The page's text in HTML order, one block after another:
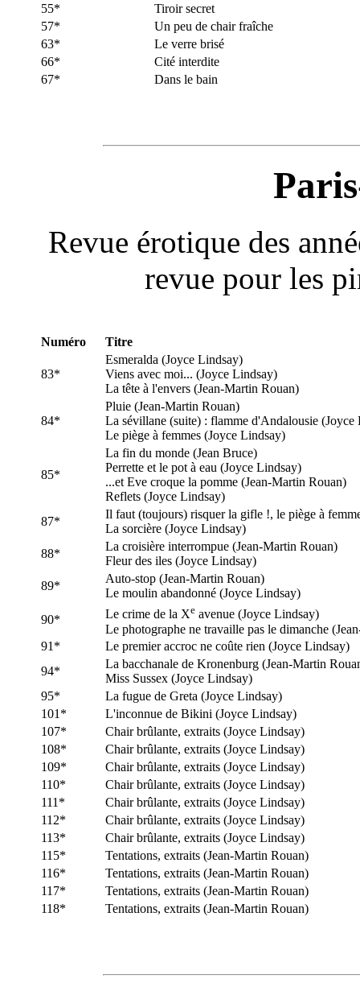
55*
Tiroir secret
57*
Un peu de chair fraîche
63*
Le verre brisé
66*
Cité interdite
67*
Dans le bain
Revue érotique des
revue pour les
Numéro Titre
83*
Esmeralda (Joyce Lindsay)
Viens avec moi... (Joyce Lindsay)
La tête à l'envers (Jean-Martin Rouan)
84*
Pluie (Jean-Martin Rouan)
La sévillane (suite) : flamme d'Andalousie (Joyce
Le piège à femmes (Joyce Lindsay)
85*
La fin du monde (Jean Bruce)
Perrette et le pot à eau (Joyce Lindsay)
...et Eve croque la pomme (Jean-Martin Rouan)
Reflets (Joyce Lindsay)
87*
Il faut (toujours) risquer la gifle !, le piège à
La sorcière (Joyce Lindsay)
88*
La croisière interrompue (Jean-Martin Rouan)
Fleur des iles (Joyce Lindsay)
89*
Auto-stop (Jean-Martin Rouan)
Le moulin abandonné (Joyce Lindsay)
90*
Le crime de la Xe avenue (Joyce Lindsay)
Le photographe ne travaille pas le dimanche
91*
Le premier accroc ne coûte rien (Joyce Lindsay)
94*
La bacchanale de Kronenburg (Jean-Martin
Miss Sussex (Joyce Lindsay)
95*
La fugue de Greta (Joyce Lindsay)
101*
L'inconnue de Bikini (Joyce Lindsay)
107*
Chair brûlante, extraits (Joyce Lindsay)
108*
Chair brûlante, extraits (Joyce Lindsay)
109*
Chair brûlante, extraits (Joyce Lindsay)
110*
Chair brûlante, extraits (Joyce Lindsay)
111*
Chair brûlante, extraits (Joyce Lindsay)
112*
Chair brûlante, extraits (Joyce Lindsay)
113*
Chair brûlante, extraits (Joyce Lindsay)
115*
Tentations, extraits (Jean-Martin Rouan)
116*
Tentations, extraits (Jean-Martin Rouan)
117*
Tentations, extraits (Jean-Martin Rouan)
118*
Tentations, extraits (Jean-Martin Rouan)